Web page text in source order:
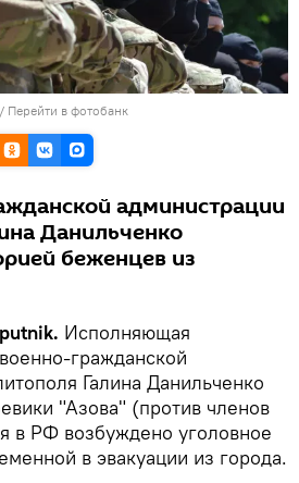
/ Перейти в фотобанк
администрации
Данильченко
беженцев из
Исполняющая
гражданской
Галина Данильченко
"Азова" (против членов
в РФ возбуждено уголовное
в эвакуации из города.